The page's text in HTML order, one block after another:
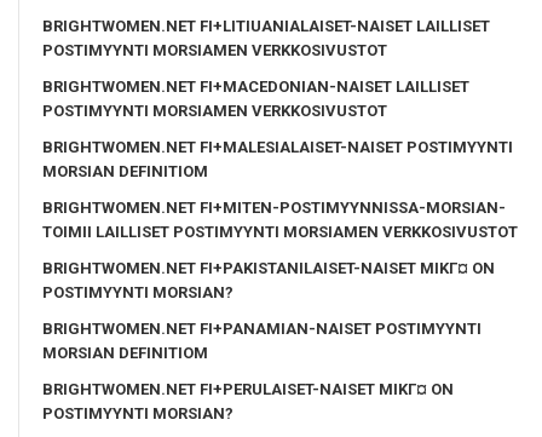
BRIGHTWOMEN.NET FI+LITIUANIALAISET-NAISET LAILLISET
POSTIMYYNTI MORSIAMEN VERKKOSIVUSTOT
BRIGHTWOMEN.NET FI+MACEDONIAN-NAISET LAILLISET
POSTIMYYNTI MORSIAMEN VERKKOSIVUSTOT
BRIGHTWOMEN.NET FI+MALESIALAISET-NAISET POSTIMYYNTI
MORSIAN DEFINITIOM
BRIGHTWOMEN.NET FI+MITEN-POSTIMYYNNISSA-MORSIAN-
TOIMII LAILLISET POSTIMYYNTI MORSIAMEN VERKKOSIVUSTOT
BRIGHTWOMEN.NET FI+PAKISTANILAISET-NAISET MIKГ¤ ON
POSTIMYYNTI MORSIAN?
BRIGHTWOMEN.NET FI+PANAMIAN-NAISET POSTIMYYNTI
MORSIAN DEFINITIOM
BRIGHTWOMEN.NET FI+PERULAISET-NAISET MIKГ¤ ON
POSTIMYYNTI MORSIAN?